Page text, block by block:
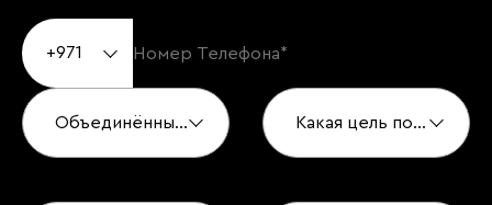
+971
Объединённые Арабские Эмираты Какая цель покупки?*